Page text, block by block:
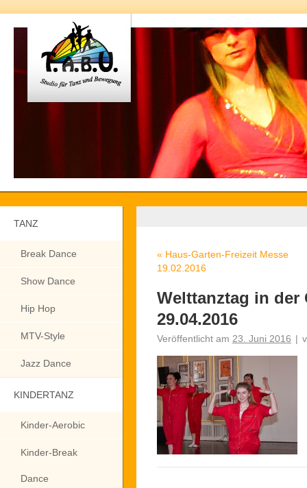
TANZ
Break Dance
Show Dance
Hip Hop
MTV-Style
Jazz Dance
KINDERTANZ
Kinder-Aerobic
Kinder-Break
Dance
« Haus-Garten-Freizeit Messe
19.02.2016
Welttanztag in der
29.04.2016
Veröffentlicht am 23. Juni 2016 |